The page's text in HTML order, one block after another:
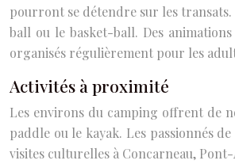
pourront se détendre sur les
ball ou le basket-ball. Des
organisés régulièrement pour les
Activités à proximité
Les environs du camping offrent de
paddle ou le kayak. Les passionnés
visites culturelles à Concarneau,